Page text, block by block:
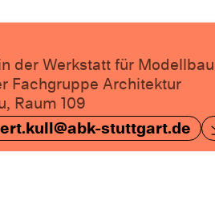
der Werkstatt für
Fachgruppe Architektur
Raum 109
stuttgart.de